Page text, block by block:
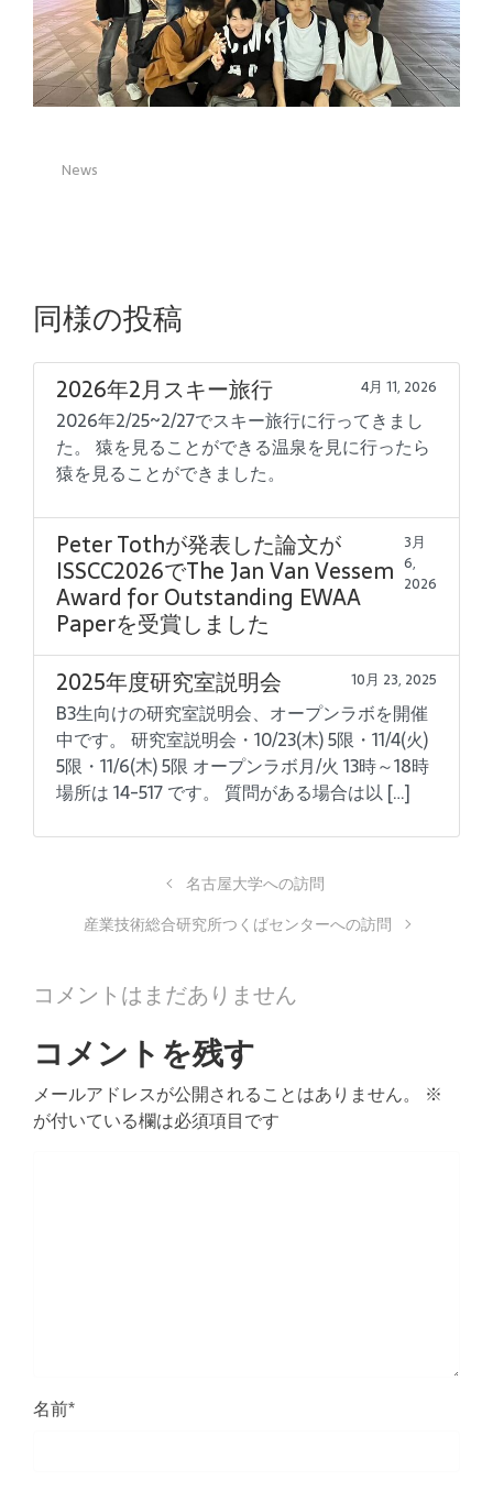
News
同様の投稿
2026年2月スキー旅行 4月 11, 2026
2026年2/25~2/27でスキー旅行に行ってきまし
た。 猿を見ることができる温泉を見に行ったら
猿を見ることができました。
Peter Tothが発表した論文が
ISSCC2026でThe Jan Van Vessem
Award for Outstanding EWAA
Paperを受賞しました
3月
6,
2026
2025年度研究室説明会 10月 23, 2025
B3生向けの研究室説明会、オープンラボを開催
中です。 研究室説明会・10/23(木) 5限・11/4(火)
5限・11/6(木) 5限 オープンラボ月/火 13時～18時
場所は 14-517 です。 質問がある場合は以 […]
名古屋大学への訪問
産業技術総合研究所つくばセンターへの訪問
コメントはまだありません
コメントを残す
メールアドレスが公開されることはありません。
※
が付いている欄は必須項目です
名前*